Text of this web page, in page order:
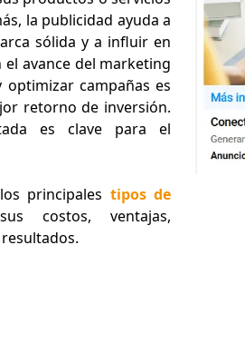
la publicidad ayuda a
sólida y a influir en
el avance del marketing
campañas es
retorno de inversión.
es clave para el
principales tipos de
costos, ventajas,